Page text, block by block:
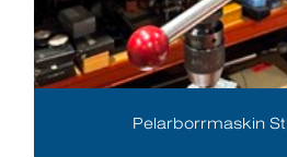
Pelarborrmaskin